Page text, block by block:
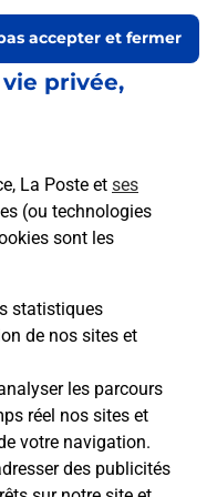
privée,
La Poste et ses
(ou technologies
sont les
statistiques
de nos sites et
les parcours
réel nos sites et
votre navigation.
des publicités
accepter et fermer
vendredi